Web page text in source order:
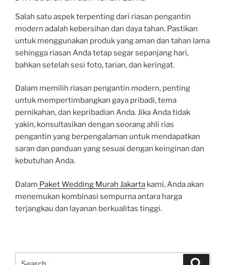
Salah satu aspek terpenting dari riasan pengantin
modern adalah kebersihan dan daya tahan. Pastikan
untuk menggunakan produk yang aman dan tahan lama
sehingga riasan Anda tetap segar sepanjang hari,
bahkan setelah sesi foto, tarian, dan keringat.
Dalam memilih riasan pengantin modern, penting
untuk mempertimbangkan gaya pribadi, tema
pernikahan, dan kepribadian Anda. Jika Anda tidak
yakin, konsultasikan dengan seorang ahli rias
pengantin yang berpengalaman untuk mendapatkan
saran dan panduan yang sesuai dengan keinginan dan
kebutuhan Anda.
Dalam Paket Wedding Murah Jakarta kami, Anda akan
menemukan kombinasi sempurna antara harga
terjangkau dan layanan berkualitas tinggi.